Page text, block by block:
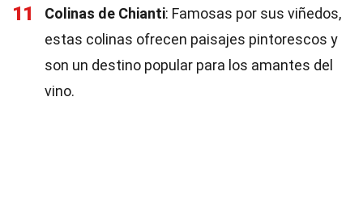
11 Colinas de Chianti: Famosas por sus viñedos,
estas colinas ofrecen paisajes pintorescos y
son un destino popular para los amantes del
vino.